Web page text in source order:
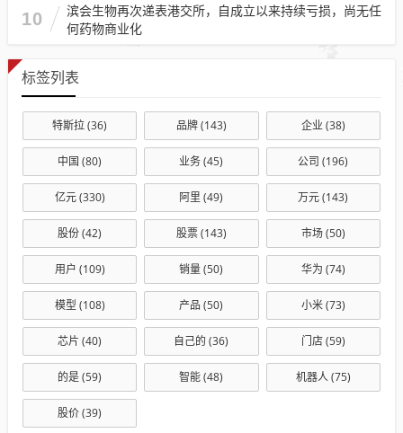
10
滨会生物再次递表港交所，自成立以来持续亏损，尚无任
何药物商业化
标签列表
特斯拉(36) 品牌(143) 企业(38)
中国 (80) 业务(45) 公司 (196)
亿元(330) 阿里 (49) 万元(143)
股份(42) 股票(143) 市场(50)
用户 (109) 销量(50) 华为 (74)
模型 (108) 产品 (50) 小米(73)
芯片 (40) 自己的 (36) 门店(59)
的是(59) 智能(48) 机器人(75)
股价(39)